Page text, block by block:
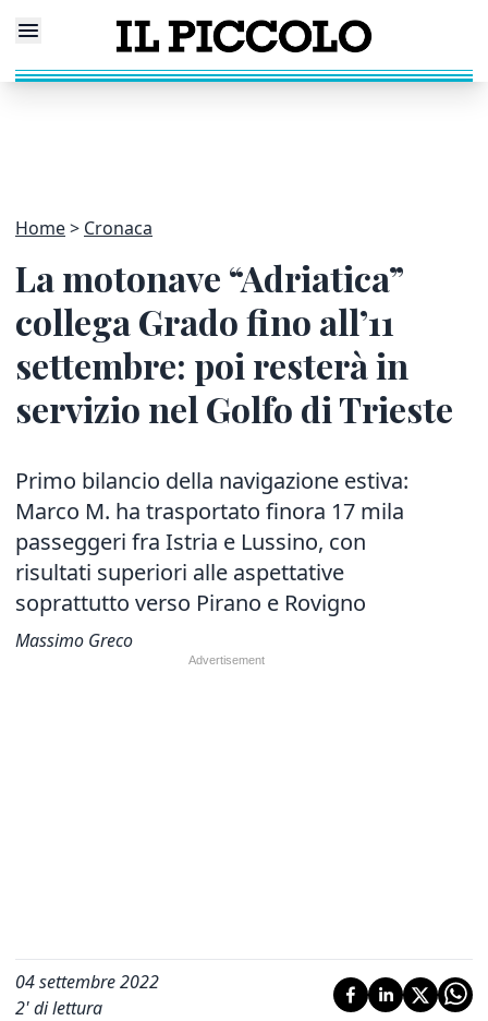
Home Cronaca
La motonave “Adriatica”
collega Grado fino all’11
settembre: poi resterà in
servizio nel Golfo di Trieste
Primo bilancio della navigazione estiva:
Marco M. ha trasportato finora 17 mila
passeggeri fra Istria e Lussino, con
risultati superiori alle aspettative
soprattutto verso Pirano e Rovigno
Massimo Greco
04 settembre 2022
2' di lettura